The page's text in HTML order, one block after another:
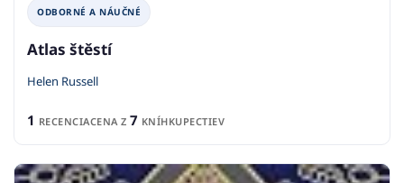
ODBORNÉ A NÁUČNÉ
Atlas štěstí
Helen Russell
1 RECENCIACENA Z 7 KNÍHKUPECTIEV